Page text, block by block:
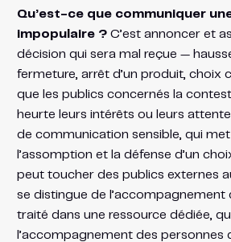
Qu’est-ce que communiquer
impopulaire ?C’est annoncer et
décision qui sera mal reçue —
fermeture, arrêt d’un produit, choix
que les publics concernés la
heurte leurs intérêts ou leurs
de communication sensible, qui met
l’assomption et la défense d’un
peut toucher des publics externes
se distingue de l’accompagnement
traité dans une ressource dédiée,
l’accompagnement des personnes